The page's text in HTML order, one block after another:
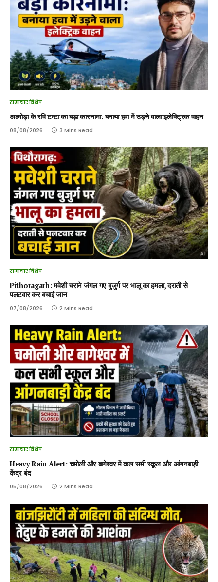
समाचार विशेष
अल्मोड़ा के रवि टम्टा का बड़ा कारनामा: बनाया हवा में उड़ने वाला इलेक्ट्रिक वाहन
08/08/2026 3 Mins Read
समाचार विशेष
Pithoragarh: मवेशी चराने जंगल गए बुजुर्ग पर भालू का हमला, दराती से
पलटवार कर बचाई जान
07/08/2026 2 Mins Read
समाचार विशेष
Heavy Rain Alert: चमोली और बागेश्वर में कल सभी स्कूल और आंगनबाड़ी
केंद्र बंद
05/08/2026 2 Mins Read